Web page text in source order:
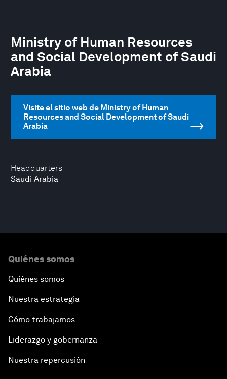
Headquarters
Saudi Arabia
Ministry of Human Resources
and Social Development of Saudi
Arabia
Visite el sitio web de Ministry of Human
Resources and Social Development of Saudi
Arabia
Quiénes somos
Quiénes somos
Nuestra estrategia
Cómo trabajamos
Liderazgo y gobernanza
Nuestra repercusión